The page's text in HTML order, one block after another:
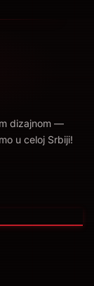
dizajnom —
u celoj Srbiji!